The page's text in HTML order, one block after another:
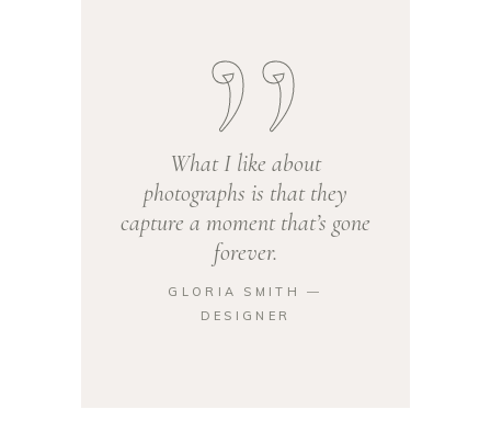
What I like about
photographs is that they
capture a moment that’s gone
forever.
GLORIA SMITH ―
DESIGNER